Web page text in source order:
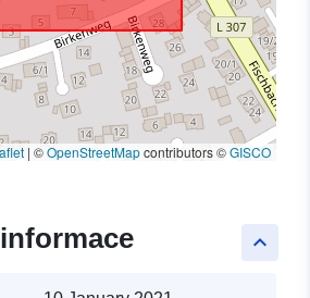
| ©OpenStreetMapcontributors ©GISCO
keyboard_arrow_up